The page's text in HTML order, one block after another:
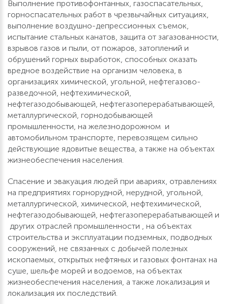
Выполнение противофонтанных, газоспасательных,
горноспасательных работ в чрезвычайных ситуациях,
выполнение воздушно-депрессионных съемок,
испытание стальных канатов, защита от загазованности,
взрывов газов и пыли, от пожаров, затоплений и
обрушений горных выработок, способных оказать
вредное воздействие на организм человека, в
организациях химической, угольной, нефтегазово-
разведочной, нефтехимической,
нефтегазодобывающей, нефтегазоперерабатывающей,
металлургической, горнодобывающей
промышленности, на железнодорожном и
автомобильном транспорте, перевозящем сильно
действующие ядовитые вещества, а также на объектах
жизнеобеспечения населения.
Спасение и эвакуация людей при авариях, отравлениях
на предприятиях горнорудной, нерудной, угольной,
металлургической, химической, нефтехимической,
нефтегазодобывающей, нефтегазоперерабатывающей и
других отраслей промышленности , на объектах
строительства и эксплуатации подземных, подводных
сооружений, не связанных с добычей полезных
ископаемых, открытых нефтяных и газовых фонтанах на
суше, шельфе морей и водоемов, на объектах
жизнеобеспечения населения, а также локализация и
локализация их последствий.